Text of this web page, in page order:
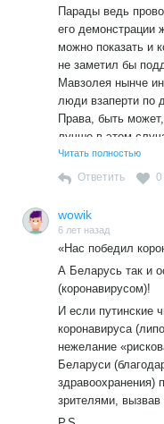
Парады ведь
его демонстрации
можно показать и
не заметил бы
Мавзолея нынче
люди взаперти по
Права, быть
лучше в этом
хронику Парада
Читать полностью
Ответить 0
wowik
6 лет назад
«Нас победил
А Беларусь так и
(коронавирусом)!
И если путинские
коронавируса
нежелание
Беларуси
здравоохранения)
зрителями,